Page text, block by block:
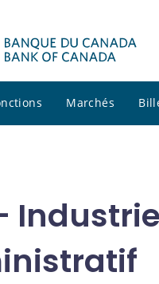
Marchés